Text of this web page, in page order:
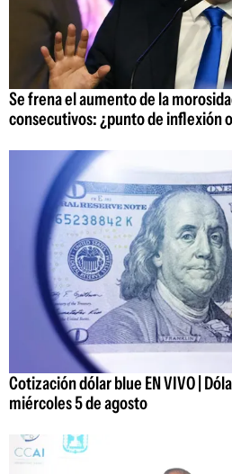
Se frena el aumento de la
consecutivos: ¿punto de inflexión
Cotización dólar blue EN VIVO |
miércoles 5 de agosto